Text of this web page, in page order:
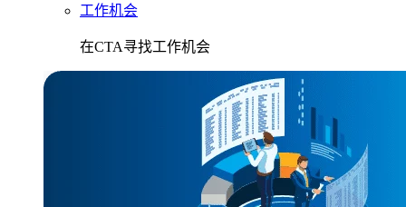
工作机会
在CTA寻找工作机会